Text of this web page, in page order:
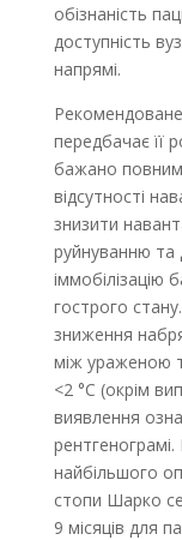
обізнаність
доступність
напрямі.
передбачає її
бажано
відсутності
знизити
руйнуванню
гострого
зниження
між ураженою
<2 °C (окрім
виявлення
рентгенограмі.
найбільшого
стопи Шарко
9 місяців для